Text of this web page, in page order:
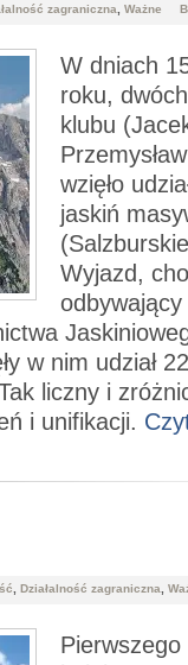
zagraniczna Ważne
W dniach
roku,
klubu
wzięło
jaskiń
Wyjazd,
w nim udział
liczny i
i unifikacji.
Działalność zagraniczna